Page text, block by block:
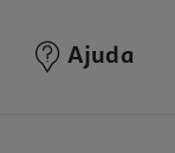
Ajuda